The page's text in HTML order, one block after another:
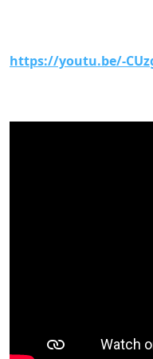
https://youtu.be/-